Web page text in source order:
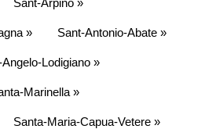
» Sant-Antonio-Abate »
Angelo-Lodigiano »
Marinella »
Santa-Maria-Capua-Vetere »